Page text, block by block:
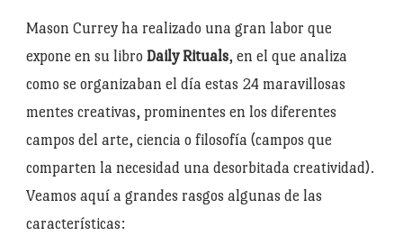
Mason Currey ha realizado una gran labor que
expone en su libro Daily Rituals, en el que analiza
como se organizaban el día estas 24 maravillosas
mentes creativas, prominentes en los diferentes
campos del arte, ciencia o filosofía (campos que
comparten la necesidad una desorbitada creatividad).
Veamos aquí a grandes rasgos algunas de las
características: